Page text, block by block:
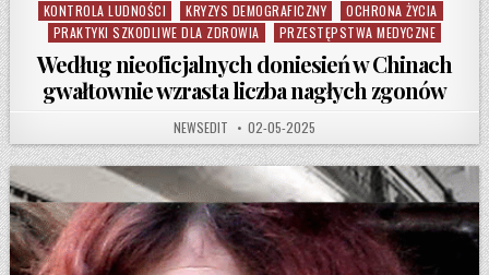
KONTROLA LUDNOŚCI
KRYZYS DEMOGRAFICZNY
OCHRONA ŻYCIA
PRAKTYKI SZKODLIWE DLA ZDROWIA
PRZESTĘPSTWA MEDYCZNE
Według nieoficjalnych doniesień w Chinach
gwałtownie wzrasta liczba nagłych zgonów
AUTHOR:
NEWSEDIT PUBLISHED DATE:
02-05-2025